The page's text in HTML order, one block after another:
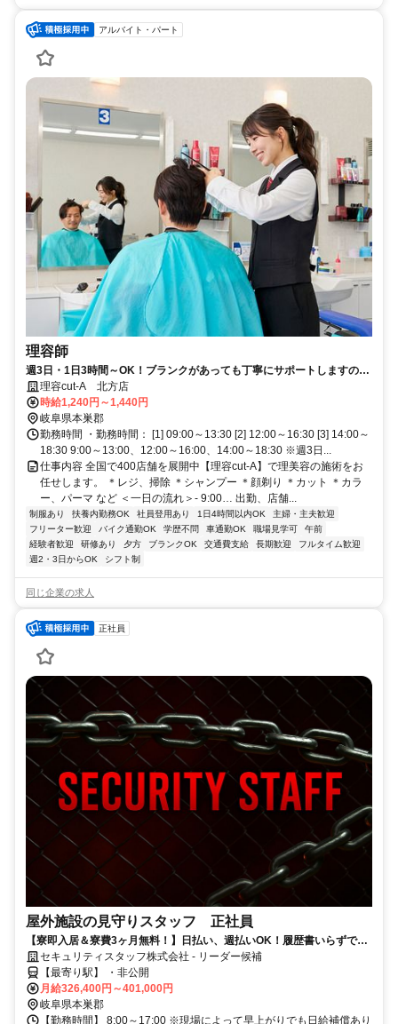
アルバイト・パート
理容師
週3日・1日3時間～OK！ブランクがあっても丁寧にサポートしますので
もう一度理容師として働きたいという方に♪残業ナシで家庭との両立も安
心◎無理なく続けられる職場です！
理容cut-A 北方店
時給1,240円～1,440円
岐阜県本巣郡
勤務時間 ・勤務時間： [1] 09:00～13:30 [2] 12:00～16:30 [3] 14:00～
18:30 9:00～13:00、12:00～16:00、14:00～18:30 ※週3日...
仕事内容 全国で400店舗を展開中【理容cut-A】で理美容の施術をお
任せします。 ＊レジ、掃除 ＊シャンプー ＊顔剃り ＊カット ＊カラ
ー、パーマ など ＜一日の流れ＞- 9:00… 出勤、店舗...
制服あり 扶養内勤務OK 社員登用あり 1日4時間以内OK
主婦・主夫歓迎
フリーター歓迎
バイク通勤OK 学歴不問 車通勤OK 職場見学可
午前
経験者歓迎
研修あり 夕方 ブランクOK 交通費支給 長期歓迎
フルタイム歓迎
週2・3日からOK
シフト制
同じ企業の求人
正社員
屋外施設の見守りスタッフ 正社員
【寮即入居＆寮費3ヶ月無料！】日払い、週払いOK！履歴書いらずで採
用率99％で安定生活スタート！
セキュリティスタッフ株式会社 - リーダー候補
【最寄り駅】 ・非公開
月給326,400円～401,000円
岐阜県本巣郡
【勤務時間】 8:00～17:00 ※現場によって早上がりでも日給補償あり